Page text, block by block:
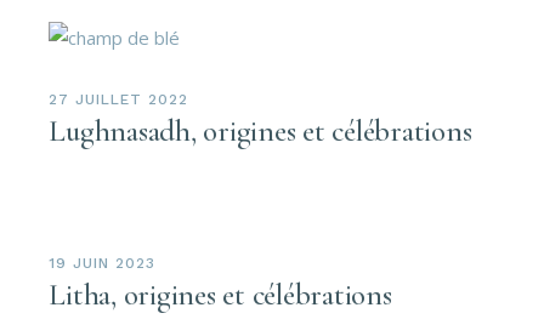
27 JUILLET 2022
Lughnasadh, origines et célébrations
19 JUIN 2023
Litha, origines et célébrations